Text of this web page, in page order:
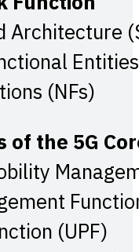
Architecture
Entities
(NFs)
of the 5G
(UPF)